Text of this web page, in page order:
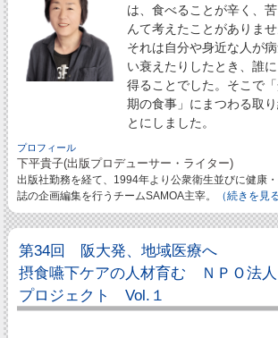
は、食べることが辛く、
んて考えたことがありま
それは自分や身近な人が
い衰えたりしたとき、誰
得ることでした。そこで
期の食事」にまつわる取
とにしました。
プロフィール
下平貴子(出版プロデューサー・ライター)
出版社勤務を経て、1994年より公衆衛生並びに健康
誌の企画編集を行うチームSAMOA主宰。
（続きを見
第34回 阪大発、地域医療へ
摂食嚥下ケアの人材育む ＮＰＯ法
プロジェクト Vol.１